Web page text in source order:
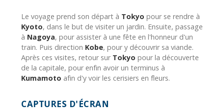
Le voyage prend son départ à Tokyo pour se rendre à
Kyoto, dans le but de visiter un jardin. Ensuite, passage
à Nagoya, pour assister à une fête en l'honneur d'un
train. Puis direction Kobe, pour y découvrir sa viande.
Après ces visites, retour sur Tokyo pour la découverte
de la capitale, pour enfin avoir un terminus à
Kumamoto afin d'y voir les cerisiers en fleurs.
CAPTURES D'ÉCRAN